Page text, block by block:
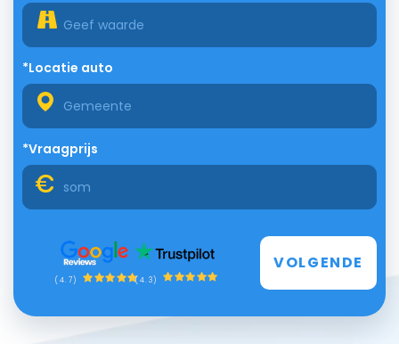
*Locatie auto
*Vraagprijs
(4.7) (4.3)
VOLGENDE